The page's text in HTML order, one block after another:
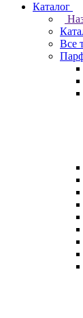
Каталог
Все